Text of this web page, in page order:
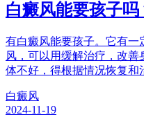
白癜风能要孩子吗
有白癜风能要孩子。它有一
风，可以用缓解治疗，改
体不好，得根据情况恢复和
白癜风
2024-11-19